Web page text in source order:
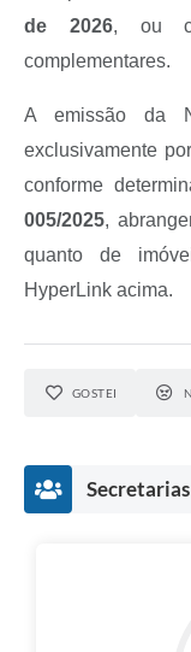
de 2026, ou
complementares.
A emissão da
exclusivamente
conforme
005/2025,
quanto de
HyperLink acima.
GOSTEI